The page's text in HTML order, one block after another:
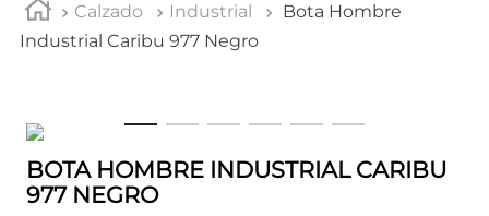
Calzado Industrial
Bota Hombre
Industrial Caribu 977 Negro
BOTA HOMBRE INDUSTRIAL CARIBU
977 NEGRO
5. tenis